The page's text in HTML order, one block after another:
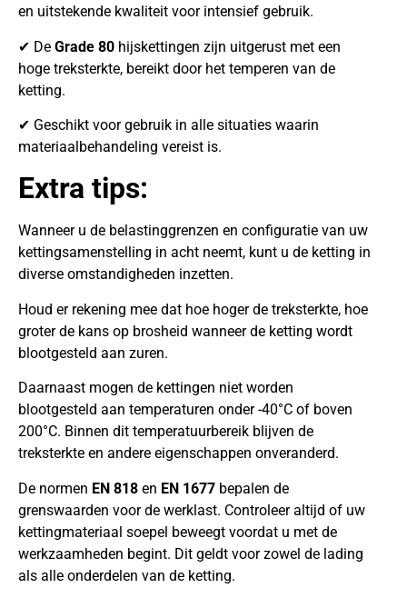
en uitstekende kwaliteit voor intensief gebruik.
✔ De Grade 80 hijskettingen zijn uitgerust met een
hoge treksterkte, bereikt door het temperen van de
ketting.
✔ Geschikt voor gebruik in alle situaties waarin
materiaalbehandeling vereist is.
Extra tips:
Wanneer u de belastinggrenzen en configuratie van uw
kettingsamenstelling in acht neemt, kunt u de ketting in
diverse omstandigheden inzetten.
Houd er rekening mee dat hoe hoger de treksterkte, hoe
groter de kans op brosheid wanneer de ketting wordt
blootgesteld aan zuren.
Daarnaast mogen de kettingen niet worden
blootgesteld aan temperaturen onder -40°C of boven
200°C. Binnen dit temperatuurbereik blijven de
treksterkte en andere eigenschappen onveranderd.
De normen EN 818 en EN 1677 bepalen de
grenswaarden voor de werklast. Controleer altijd of uw
kettingmateriaal soepel beweegt voordat u met de
werkzaamheden begint. Dit geldt voor zowel de lading
als alle onderdelen van de ketting.